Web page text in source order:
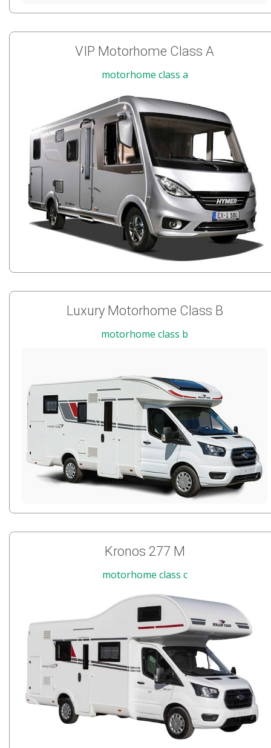
VIP Motorhome Class A
motorhome class a
Luxury Motorhome Class B
motorhome class b
Kronos 277 M
motorhome class c